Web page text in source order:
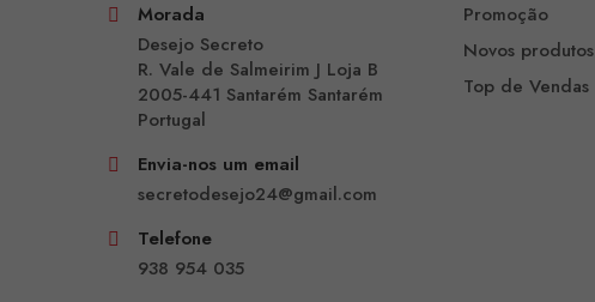
Morada
Desejo Secreto
R. Vale de Salmeirim J Loja B
2005-441 Santarém Santarém
Portugal
Envia-nos um email
secretodesejo24@gmail.com
Telefone
938 954 035
Promoção
Novos produtos
Top de Vendas